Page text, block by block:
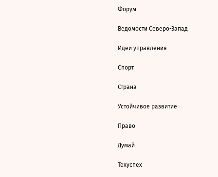
Форум
Ведомости Северо-Запад
Идеи управления
Спорт
Страна
Устойчивое развитие
Право
Думай
Техуспех